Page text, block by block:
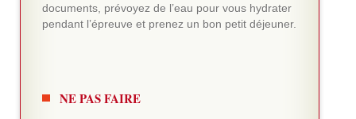
documents, prévoyez de l’eau pour vous hydrater
pendant l’épreuve et prenez un bon petit déjeuner.
NE PAS FAIRE